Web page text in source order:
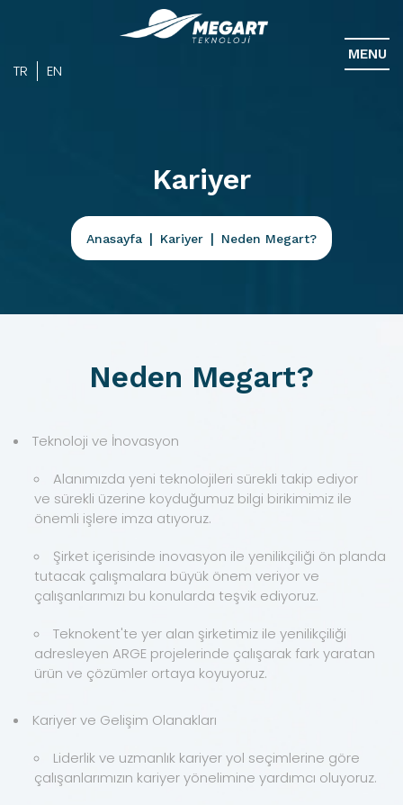
TR EN
MENU
Kariyer
Anasayfa Kariyer Neden Megart?
Neden Megart?
Teknoloji ve İnovasyon
Alanımızda yeni teknolojileri sürekli takip ediyor
ve sürekli üzerine koyduğumuz bilgi birikimimiz ile
önemli işlere imza atıyoruz.
Şirket içerisinde inovasyon ile yenilikçiliği ön planda
tutacak çalışmalara büyük önem veriyor ve
çalışanlarımızı bu konularda teşvik ediyoruz.
Teknokent'te yer alan şirketimiz ile yenilikçiliği
adresleyen ARGE projelerinde çalışarak fark yaratan
ürün ve çözümler ortaya koyuyoruz.
Kariyer ve Gelişim Olanakları
Liderlik ve uzmanlık kariyer yol seçimlerine göre
çalışanlarımızın kariyer yönelimine yardımcı oluyoruz.